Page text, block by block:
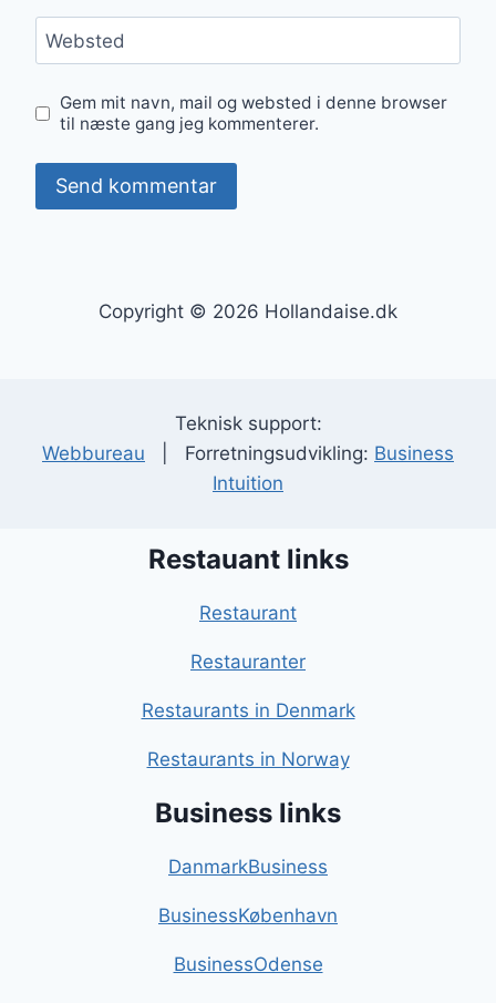
Websted
Gem mit navn, mail og websted i denne browser
til næste gang jeg kommenterer.
Copyright © 2026 Hollandaise.dk
Teknisk support:
Webbureau | Forretningsudvikling: Business
Intuition
Restauant links
Restaurant
Restauranter
Restaurants in Denmark
Restaurants in Norway
Business links
DanmarkBusiness
BusinessKøbenhavn
BusinessOdense